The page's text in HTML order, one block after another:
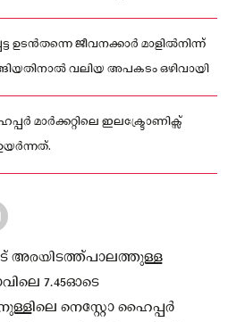
ഉടൻതന്നെ ജീവനക്കാർ മാളിൽനിന്ന്
വലിയ അപകടം ഒഴിവായി
മാർക്കറ്റിലെ ഇലക്ട്രോണിക്സ്
അരയിടത്ത്പാലത്തുള്ള
7.45ഓടെ
നെസ്റ്റോ ഹൈപ്പർ